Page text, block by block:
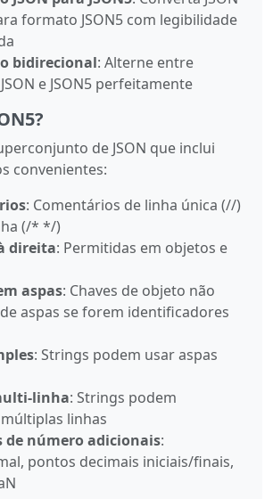
formato JSON5 com legibilidade
bidirecional: Alterne entre
e JSON5 perfeitamente
de JSON que inclui
convenientes:
: Comentários de linha única (//)
(/* */)
direita: Permitidas em objetos e
aspas: Chaves de objeto não
aspas se forem identificadores
: Strings podem usar aspas
linha: Strings podem
linhas
de número adicionais:
pontos decimais iniciais/finais,